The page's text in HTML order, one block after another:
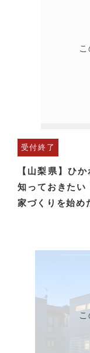
受付終了
【山梨県】ひ
知っておきたい
家づくりを始め